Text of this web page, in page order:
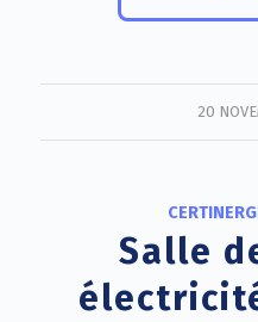
20
Salle